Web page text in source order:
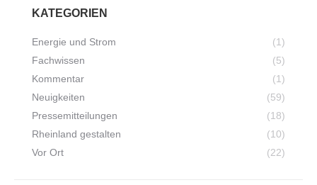
KATEGORIEN
Energie und Strom
(1)
Fachwissen
(5)
Kommentar
(1)
Neuigkeiten
(59)
Pressemitteilungen
(18)
Rheinland gestalten
(10)
Vor Ort
(22)